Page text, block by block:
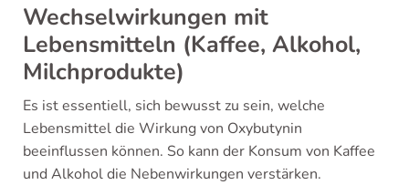
Wechselwirkungen mit
Lebensmitteln (Kaffee, Alkohol,
Milchprodukte)
Es ist essentiell, sich bewusst zu sein, welche
Lebensmittel die Wirkung von Oxybutynin
beeinflussen können. So kann der Konsum von Kaffee
und Alkohol die Nebenwirkungen verstärken.